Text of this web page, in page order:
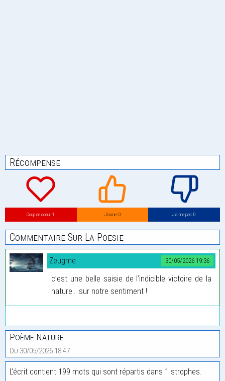
Récompense
Coup de coeur: 1 J’aime: 0 J’aime pas: 0
Commentaire Sur La Poesie
30/05/2026 19:36
Zeugme
c’est une belle saisie de l’indicible victoire de la
nature... sur notre sentiment !
Poème Nature
Du 30/05/2026 18:47
L'écrit contient 199 mots qui sont répartis dans 1 strophes.